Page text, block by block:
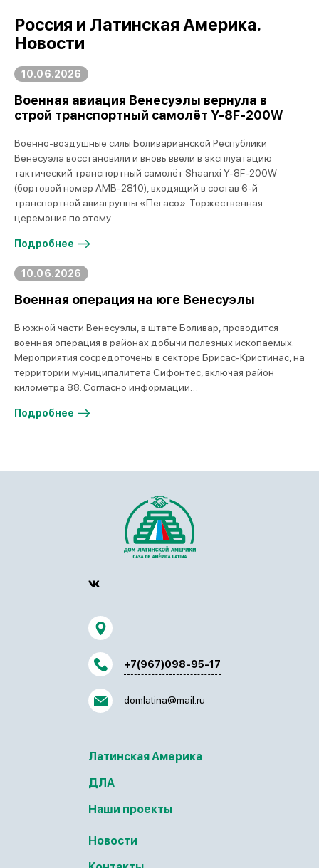
Россия и Латинская Америка.
Новости
10.06.2026
Военная авиация Венесуэлы вернула в
строй транспортный самолёт Y-8F-200W
Военно-воздушные силы Боливарианской Республики
Венесуэла восстановили и вновь ввели в эксплуатацию
тактический транспортный самолёт Shaanxi Y-8F-200W
(бортовой номер AMB-2810), входящий в состав 6-й
транспортной авиагруппы «Пегасо». Торжественная
церемония по этому…
Подробнее
10.06.2026
Военная операция на юге Венесуэлы
В южной части Венесуэлы, в штате Боливар, проводится
военная операция в районах добычи полезных ископаемых.
Мероприятия сосредоточены в секторе Брисас-Кристинас, на
территории муниципалитета Сифонтес, включая район
километра 88. Согласно информации…
Подробнее
+7(967)098-95-17
domlatina@mail.ru
Латинская Америка
ДЛА
Наши проекты
Новости